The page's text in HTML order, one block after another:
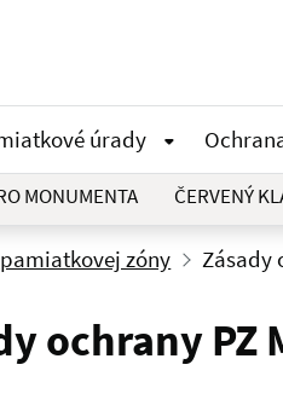
úrady
MONUMENTA ČERVENÝ
zóny Zásady
ochrany PZ